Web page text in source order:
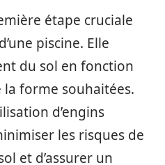
étape cruciale
piscine. Elle
du sol en fonction
forme souhaitées.
d’engins
les risques de
et d’assurer un